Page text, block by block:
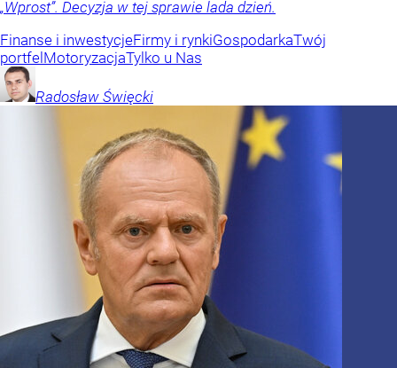
„Wprost”. Decyzja w tej sprawie lada dzień.
Finanse i inwestycjeFirmy i rynkiGospodarkaTwój
portfel MotoryzacjaTylko u Nas
Radosław Święcki